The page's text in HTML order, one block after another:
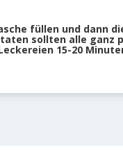
füllen und dann
sollten alle ganz
15-20